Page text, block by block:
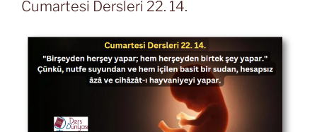
Cumartesi Dersleri 22. 14.